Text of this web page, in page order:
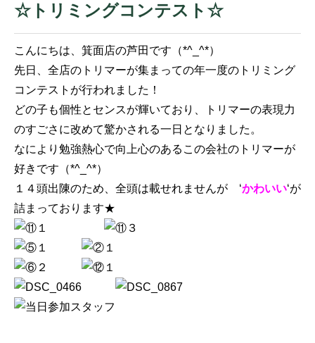
☆トリミングコンテスト☆
こんにちは、箕面店の芦田です（*^_^*）
先日、全店のトリマーが集まっての年一度のトリミング
コンテストが行われました！
どの子も個性とセンスが輝いており、トリマーの表現力
のすごさに改めて驚かされる一日となりました。
なにより勉強熱心で向上心のあるこの会社のトリマーが
好きです（*^_^*）
１４頭出陳のため、全頭は載せれませんが ‘かわいい‘が
詰まっております★